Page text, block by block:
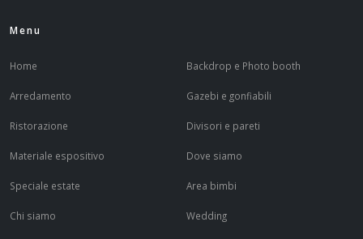
Menu
Home
Arredamento
Ristorazione
Materiale espositivo
Speciale estate
Chi siamo
Backdrop e Photo booth
Gazebi e gonfiabili
Divisori e pareti
Dove siamo
Area bimbi
Wedding